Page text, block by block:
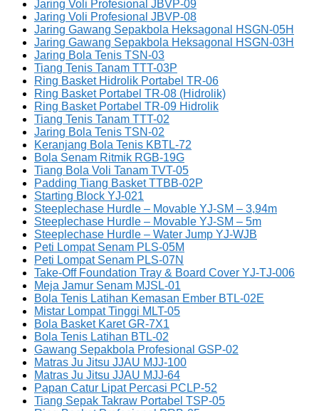
Jaring Voli Profesional JBVP-09
Jaring Voli Profesional JBVP-08
Jaring Gawang Sepakbola Heksagonal HSGN-05H
Jaring Gawang Sepakbola Heksagonal HSGN-03H
Jaring Bola Tenis TSN-03
Tiang Tenis Tanam TTT-03P
Ring Basket Hidrolik Portabel TR-06
Ring Basket Portabel TR-08 (Hidrolik)
Ring Basket Portabel TR-09 Hidrolik
Tiang Tenis Tanam TTT-02
Jaring Bola Tenis TSN-02
Keranjang Bola Tenis KBTL-72
Bola Senam Ritmik RGB-19G
Tiang Bola Voli Tanam TVT-05
Padding Tiang Basket TTBB-02P
Starting Block YJ-021
Steeplechase Hurdle – Movable YJ-SM – 3,94m
Steeplechase Hurdle – Movable YJ-SM – 5m
Steeplechase Hurdle – Water Jump YJ-WJB
Peti Lompat Senam PLS-05M
Peti Lompat Senam PLS-07N
Take-Off Foundation Tray & Board Cover YJ-TJ-006
Meja Jamur Senam MJSL-01
Bola Tenis Latihan Kemasan Ember BTL-02E
Mistar Lompat Tinggi MLT-05
Bola Basket Karet GR-7X1
Bola Tenis Latihan BTL-02
Gawang Sepakbola Profesional GSP-02
Matras Ju Jitsu JJAU MJJ-100
Matras Ju Jitsu JJAU MJJ-64
Papan Catur Lipat Percasi PCLP-52
Tiang Sepak Takraw Portabel TSP-05